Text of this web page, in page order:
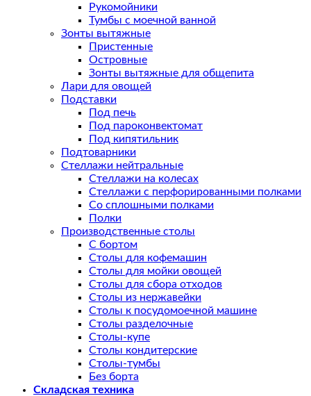
Рукомойники
Тумбы с моечной ванной
Зонты вытяжные
Пристенные
Островные
Зонты вытяжные для общепита
Лари для овощей
Подставки
Под печь
Под пароконвектомат
Под кипятильник
Подтоварники
Стеллажи нейтральные
Стеллажи на колесах
Стеллажи с перфорированными полками
Со сплошными полками
Полки
Производственные столы
С бортом
Столы для кофемашин
Столы для мойки овощей
Столы для сбора отходов
Столы из нержавейки
Столы к посудомоечной машине
Столы разделочные
Столы-купе
Столы кондитерские
Столы-тумбы
Без борта
Складская техника